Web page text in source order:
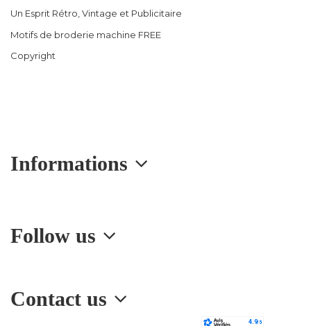
Un Esprit Rétro, Vintage et Publicitaire
Motifs de broderie machine FREE
Copyright
Contact us
Informations
Follow us